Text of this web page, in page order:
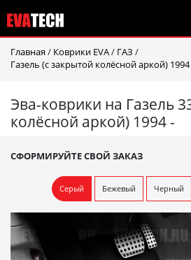
Главная / Коврики EVA/ ГАЗ /
Газель (с закрытой колёсной аркой) 1994
Эва-коврики на Газель
колёсной аркой) 1994 -
СФОРМИРУЙТЕ СВОЙ ЗАКАЗ
Серый Бежевый Черный